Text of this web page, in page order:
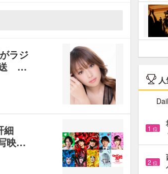
ラジ
送 …
細
映…
1 位
2 位